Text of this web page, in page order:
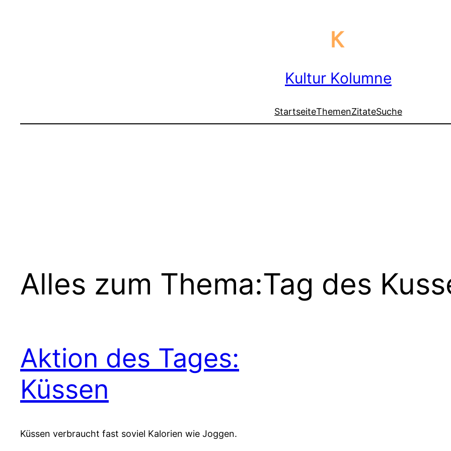
Kultur Kolumne
StartseiteThemenZitateSuche
Alles zum Thema:Tag des
Aktion des Tages:
Küssen
Küssen verbraucht fast soviel Kalorien wie Joggen.